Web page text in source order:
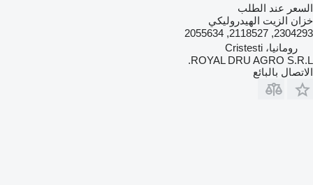
السعر عند الطلب
خزان الزيت الهيدروليكي
2304293, 2118527, 2055634
رومانيا، Cristesti
ROYAL DRU AGRO S.R.L.
الاتصال بالبائع